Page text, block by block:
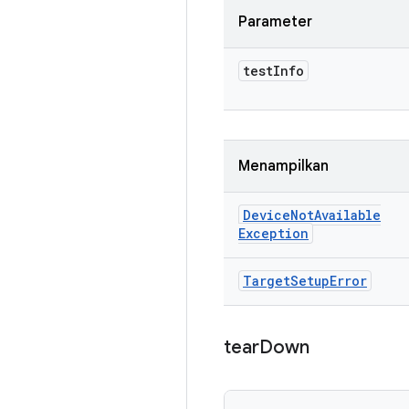
Parameter
testInfo
Menampilkan
DeviceNotAvailable
Exception
TargetSetupError
tearDown